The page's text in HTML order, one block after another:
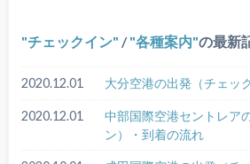
チェックイン / 各種案内 の最新
2020.12.01 大分空港の出発（チェッ
2020.12.01
中部国際空港セントレア
ン）・到着の流れ